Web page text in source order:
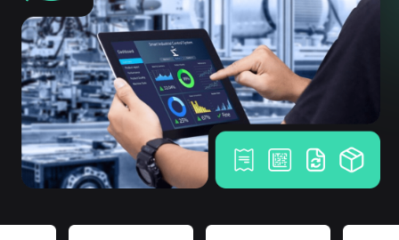
Расширяя границы возможного
Собственная разработка